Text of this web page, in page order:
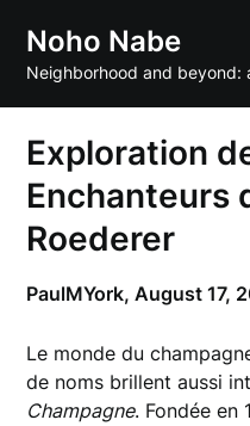
content
Noho Nabe
Neighborhood and beyond:
Exploration
Enchanteurs
Roederer
PaulMYork,August 17,
Le monde du
de noms brillent aussi
Champagne. Fondée en